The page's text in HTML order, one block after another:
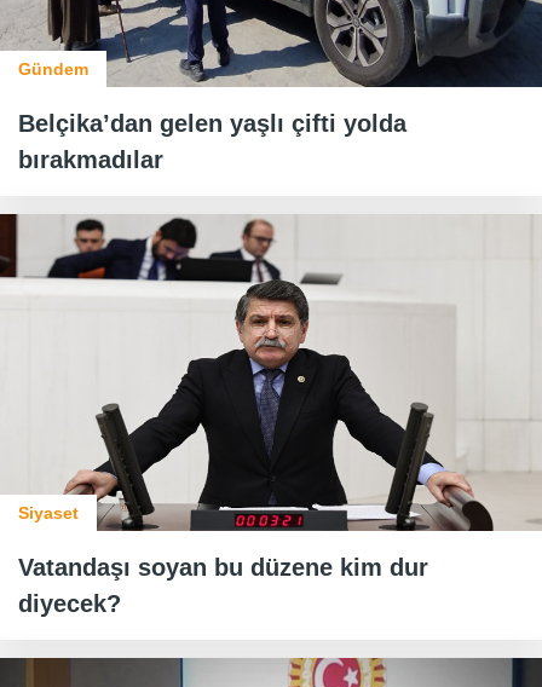
Gündem
Belçika’dan gelen yaşlı çifti yolda
bırakmadılar
Siyaset
Vatandaşı soyan bu düzene kim dur
diyecek?